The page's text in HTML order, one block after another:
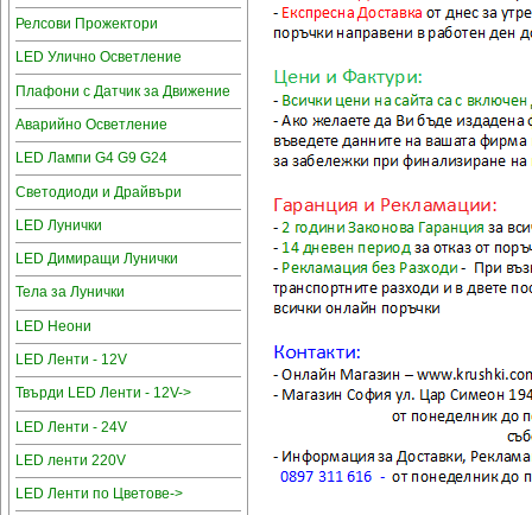
Релсови Прожектори
LED Улично Осветление
Плафони с Датчик за Движение
Аварийно Осветление
LED Лампи G4 G9 G24
Светодиоди и Драйвъри
LED Лунички
LED Димиращи Лунички
Тела за Лунички
LED Неони
LED Ленти - 12V
Твърди LED Ленти - 12V->
LED Ленти - 24V
LED ленти 220V
LED Ленти по Цветове->